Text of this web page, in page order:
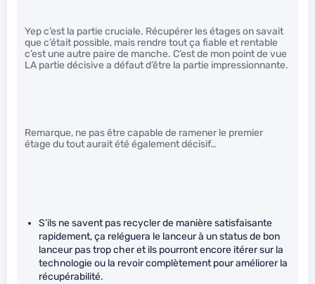
Yep c’est la partie cruciale. Récupérer les étages on savait
que c’était possible, mais rendre tout ça fiable et rentable
c’est une autre paire de manche. C’est de mon point de vue
LA partie décisive a défaut d’être la partie impressionnante.
Remarque, ne pas être capable de ramener le premier
étage du tout aurait été également décisif…
S’ils ne savent pas recycler de manière satisfaisante
rapidement, ça reléguera le lanceur à un status de bon
lanceur pas trop cher et ils pourront encore itérer sur la
technologie ou la revoir complètement pour améliorer la
récupérabilité.